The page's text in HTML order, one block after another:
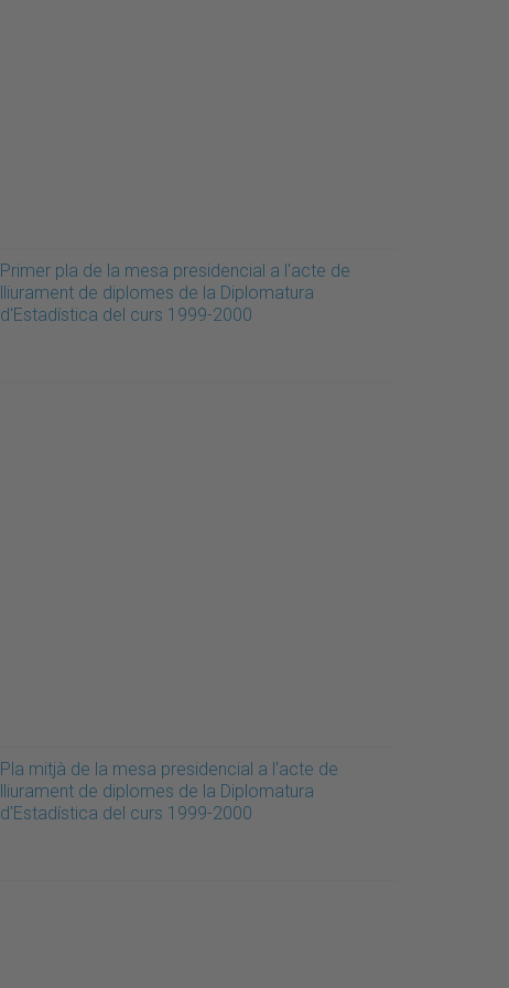
Primer pla de la mesa presidencial a l'acte de
lliurament de diplomes de la Diplomatura
d'Estadística del curs 1999-2000
Pla mitjà de la mesa presidencial a l'acte de
lliurament de diplomes de la Diplomatura
d'Estadística del curs 1999-2000